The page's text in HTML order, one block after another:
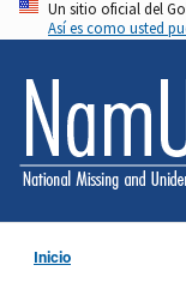
Pasar
al
contenido
principal
Un sitio oficial del
Así es como usted
Inicio